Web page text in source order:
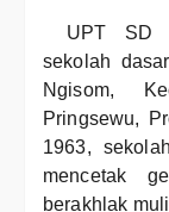
UPT SD
sekolah
Ngisom,
Pringsewu,
1963,
mencetak
berakhlak